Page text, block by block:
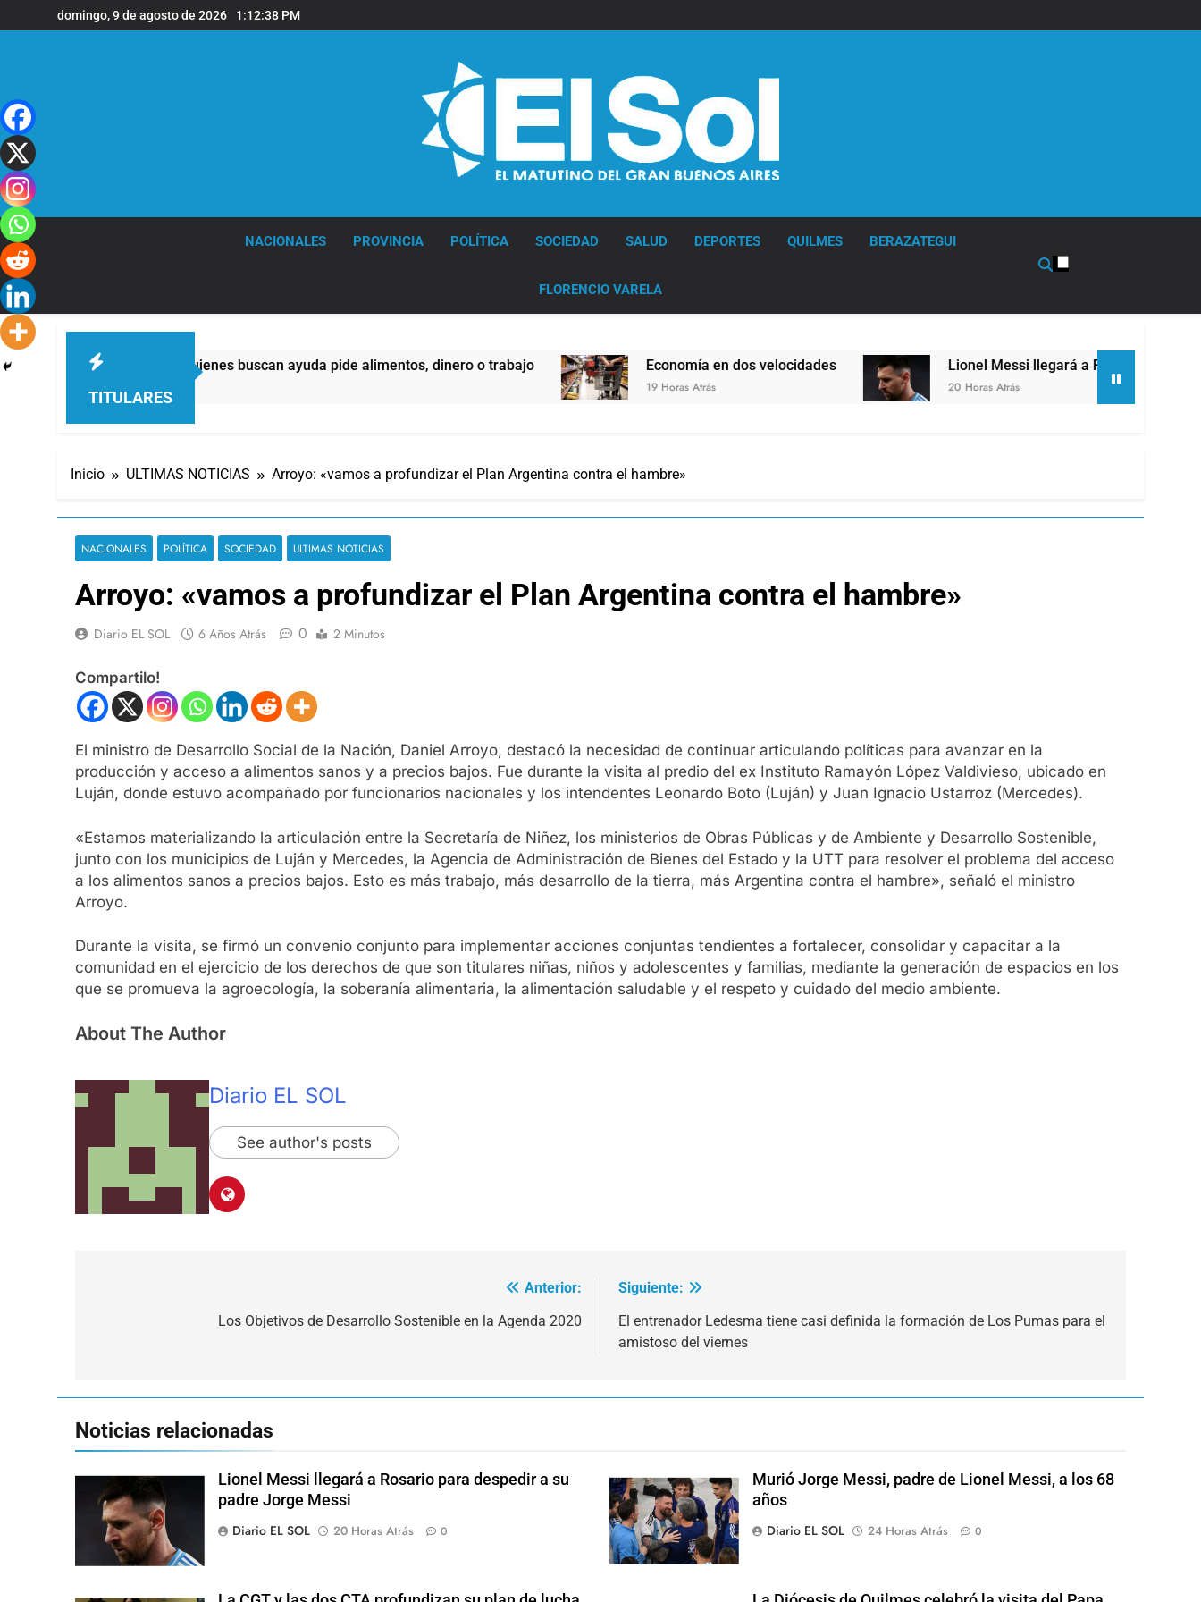
al
domingo, 9 de agosto de 2026 1:12:39 PM
NACIONALES PROVINCIA POLÍTICA SOCIEDAD SALUD DEPORTES QUILMES BERAZATEGUI
FLORENCIO VARELA
TITULARES
casi la mitad de quienes buscan ayuda pide alimentos, dinero o trabajo Economía en dos velocidades
19 Horas Atrás
Lionel Messi llegará a Rosario para despedir
20 Horas Atrás
Inicio ULTIMAS NOTICIAS Arroyo: «vamos a profundizar el Plan Argentina contra el hambre»
NACIONALES POLÍTICA SOCIEDAD ULTIMAS NOTICIAS
Arroyo: «vamos a profundizar el Plan Argentina contra el hambre»
Diario EL SOL 6 Años Atrás 0 2 Minutos
Compartilo!
El ministro de Desarrollo Social de la Nación, Daniel Arroyo, destacó la necesidad de continuar articulando políticas para avanzar en la
producción y acceso a alimentos sanos y a precios bajos. Fue durante la visita al predio del ex Instituto Ramayón López Valdivieso, ubicado en
Luján, donde estuvo acompañado por funcionarios nacionales y los intendentes Leonardo Boto (Luján) y Juan Ignacio Ustarroz (Mercedes).
«Estamos materializando la articulación entre la Secretaría de Niñez, los ministerios de Obras Públicas y de Ambiente y Desarrollo Sostenible,
junto con los municipios de Luján y Mercedes, la Agencia de Administración de Bienes del Estado y la UTT para resolver el problema del acceso
a los alimentos sanos a precios bajos. Esto es más trabajo, más desarrollo de la tierra, más Argentina contra el hambre», señaló el ministro
Arroyo.
Durante la visita, se firmó un convenio conjunto para implementar acciones conjuntas tendientes a fortalecer, consolidar y capacitar a la
comunidad en el ejercicio de los derechos de que son titulares niñas, niños y adolescentes y familias, mediante la generación de espacios en los
que se promueva la agroecología, la soberanía alimentaria, la alimentación saludable y el respeto y cuidado del medio ambiente.
About The Author
Diario EL SOL
See author's posts
Anterior:
Los Objetivos de Desarrollo Sostenible en la Agenda 2020
Siguiente:
El entrenador Ledesma tiene casi definida la formación de Los Pumas para el
amistoso del viernes
Noticias relacionadas
Lionel Messi llegará a Rosario para despedir a su
padre Jorge Messi
Diario EL SOL
20 Horas Atrás 0
Murió Jorge Messi, padre de Lionel Messi, a los 68
años
Diario EL SOL
24 Horas Atrás 0